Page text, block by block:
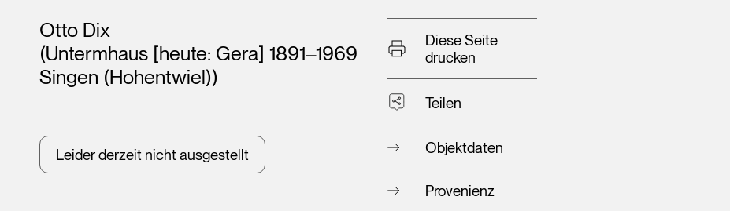
Künstler*innen
Otto Dix
(Untermhaus [heute: Gera] 1891–1969
Singen (Hohentwiel))
Leider derzeit nicht ausgestellt
Diese Seite
drucken
Teilen
Objektdaten
Provenienz